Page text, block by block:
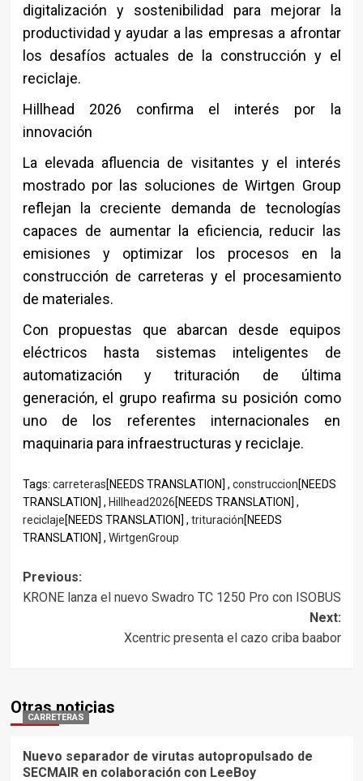
digitalización y sostenibilidad para mejorar la
productividad y ayudar a las empresas a afrontar
los desafíos actuales de la construcción y el
reciclaje.
Hillhead 2026 confirma el interés por la
innovación
La elevada afluencia de visitantes y el interés
mostrado por las soluciones deWirtgen Group
reflejan la creciente demanda de tecnologías
capaces de aumentar la eficiencia, reducir las
emisiones y optimizar los procesos en la
construcción de carreteras y el procesamiento
de materiales.
Con propuestas que abarcan desde equipos
eléctricos hasta sistemas inteligentes de
automatización y trituración de última
generación, el grupo reafirma su posición como
uno de los referentes internacionales en
maquinaria para infraestructuras y reciclaje.
Tags: carreteras[NEEDS TRANSLATION] , construccion[NEEDS
TRANSLATION] , Hillhead2026[NEEDS TRANSLATION] ,
reciclaje[NEEDS TRANSLATION] , trituración[NEEDS
TRANSLATION] , WirtgenGroup
Post
Previous:
KRONE lanza el nuevo Swadro TC 1250 Pro con ISOBUS
Next:
Xcentric presenta el cazo criba baabor
Otras noticias
CARRETERAS
Nuevo separador de virutas autopropulsado de
SECMAIR en colaboración con LeeBoy